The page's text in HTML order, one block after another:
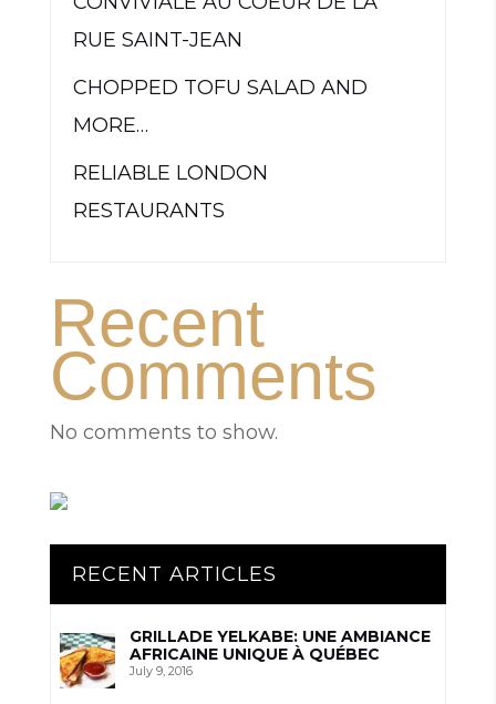
RUE SAINT-JEAN
CHOPPED TOFU SALAD AND
MORE…
RELIABLE LONDON
RESTAURANTS
Recent
Comments
No comments to show.
RECENT ARTICLES
GRILLADE YELKABE: UNE AMBIANCE
AFRICAINE UNIQUE À QUÉBEC
July 9, 2016